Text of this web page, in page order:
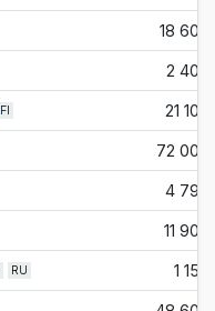
18 600
2 400
FI 21 100
72 000
4 790
11 900
RU 1 150